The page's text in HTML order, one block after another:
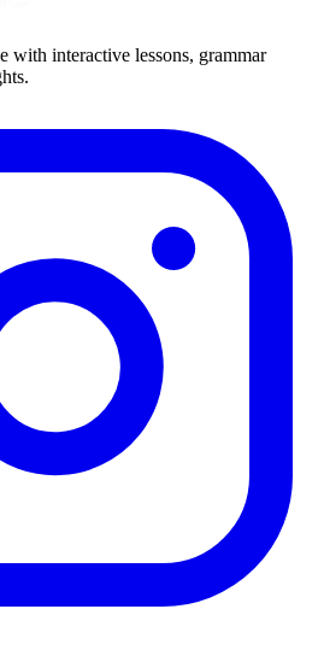
with interactive lessons, grammar